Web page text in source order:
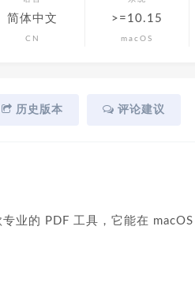
简体中文
CN
>=10.15
macOS
历史版本 评论建议
业的 PDF 工具，它能在